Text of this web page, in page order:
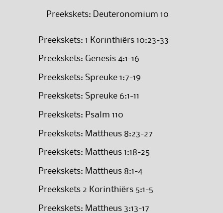
Preekskets: Deuteronomium 10
Preekskets: 1 Korinthiërs 10:23-33
Preekskets: Genesis 4:1-16
Preekskets: Spreuke 1:7-19
Preekskets: Spreuke 6:1-11
Preekskets: Psalm 110
Preekskets: Mattheus 8:23-27
Preekskets: Mattheus 1:18-25
Preekskets: Mattheus 8:1-4
Preekskets 2 Korinthiërs 5:1-5
Preekskets: Mattheus 3:13-17